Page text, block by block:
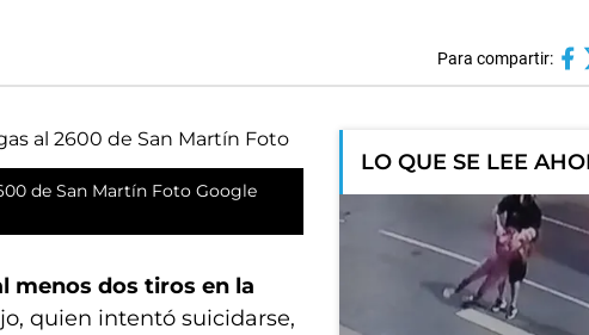
Para compartir:
de San Martín Foto Google
menos dos tiros en la
quien intentó suicidarse,
LO QUE SE LEE